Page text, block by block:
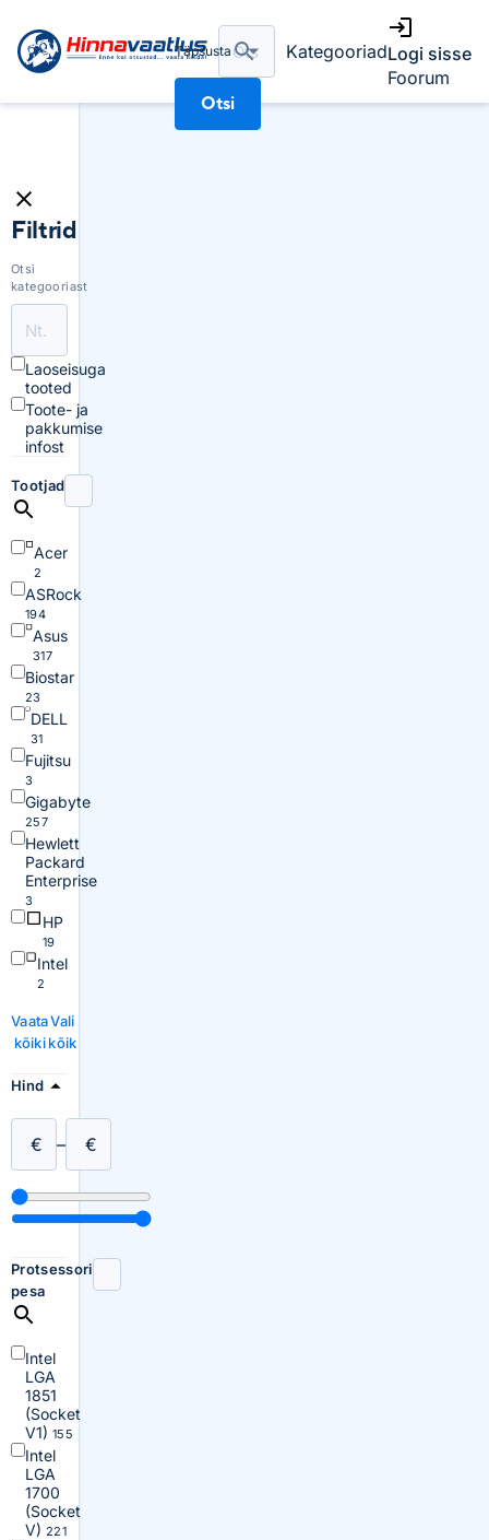
Täpsusta
Otsi
KategooriadLogi sisse
Foorum
Filtrid
Otsi
kategooriast
Laoseisuga
tooted
Toote- ja
pakkumise
infost
Tootjad
Acer
2
ASRock
194
Asus
317
Biostar
23
DELL
31
Fujitsu
3
Gigabyte
257
Hewlett
Packard
Enterprise
3
HP
19
Intel
2
Vaata
kõiki
Vali
kõik
Hind
€ – €
Protsessori
pesa
Intel
LGA
1851
(Socket
V1) 155
Intel
LGA
1700
(Socket
V) 221